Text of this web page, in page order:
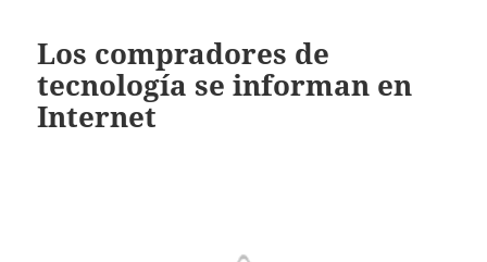
Los compradores de
tecnología se informan en
Internet